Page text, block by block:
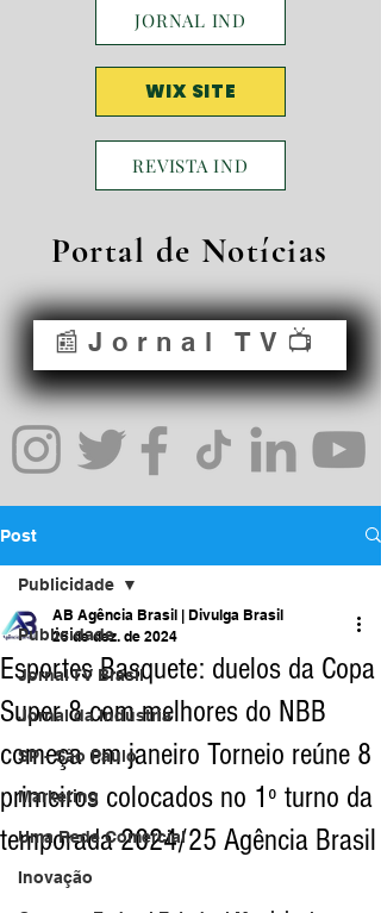
JORNAL IND
WIX SITE
REVISTA IND
Portal de Notícias
📰Jornal TV📺
Post
Publicidade
Jornal TV Brasil
Jornal da Indústria
SP - São Paulo
Marketing
Uma Rede Comercial
Inovação
Publicidade
Esportes Basquete: duelos da Copa
Super 8 com melhores do NBB
começa em janeiro Torneio reúne 8
primeiros colocados no 1º turno da
temporada 2024/25 Agência Brasil
AB Agência Brasil | Divulga Brasil
25 de dez. de 2024